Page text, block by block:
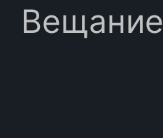
Вещание